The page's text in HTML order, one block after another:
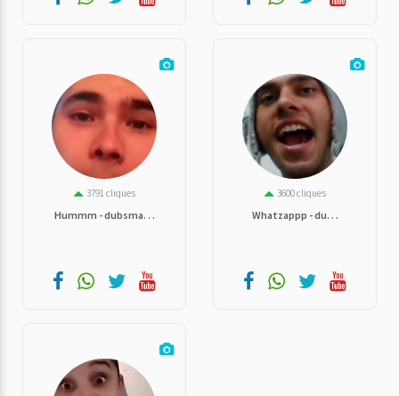
3791 cliques
Hummm - dubsma. . .
3600 cliques
Whatzappp - du. . .